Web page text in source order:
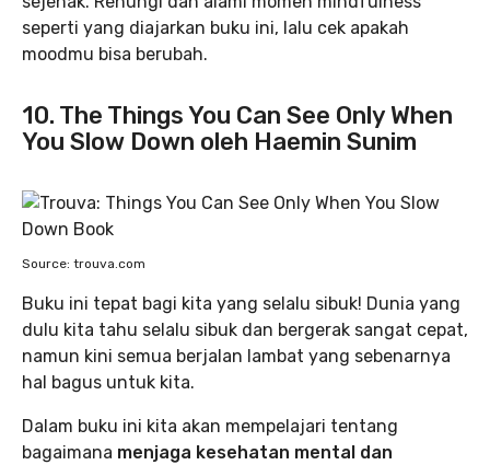
seperti yang diajarkan buku ini, lalu cek apakah
moodmu bisa berubah.
10. The Things You Can See Only When
You Slow Down oleh Haemin Sunim
Source: trouva.com
Buku ini tepat bagi kita yang selalu sibuk! Dunia yang
dulu kita tahu selalu sibuk dan bergerak sangat cepat,
namun kini semua berjalan lambat yang sebenarnya
hal bagus untuk kita.
Dalam buku ini kita akan mempelajari tentang
bagaimana menjaga kesehatan mental dan